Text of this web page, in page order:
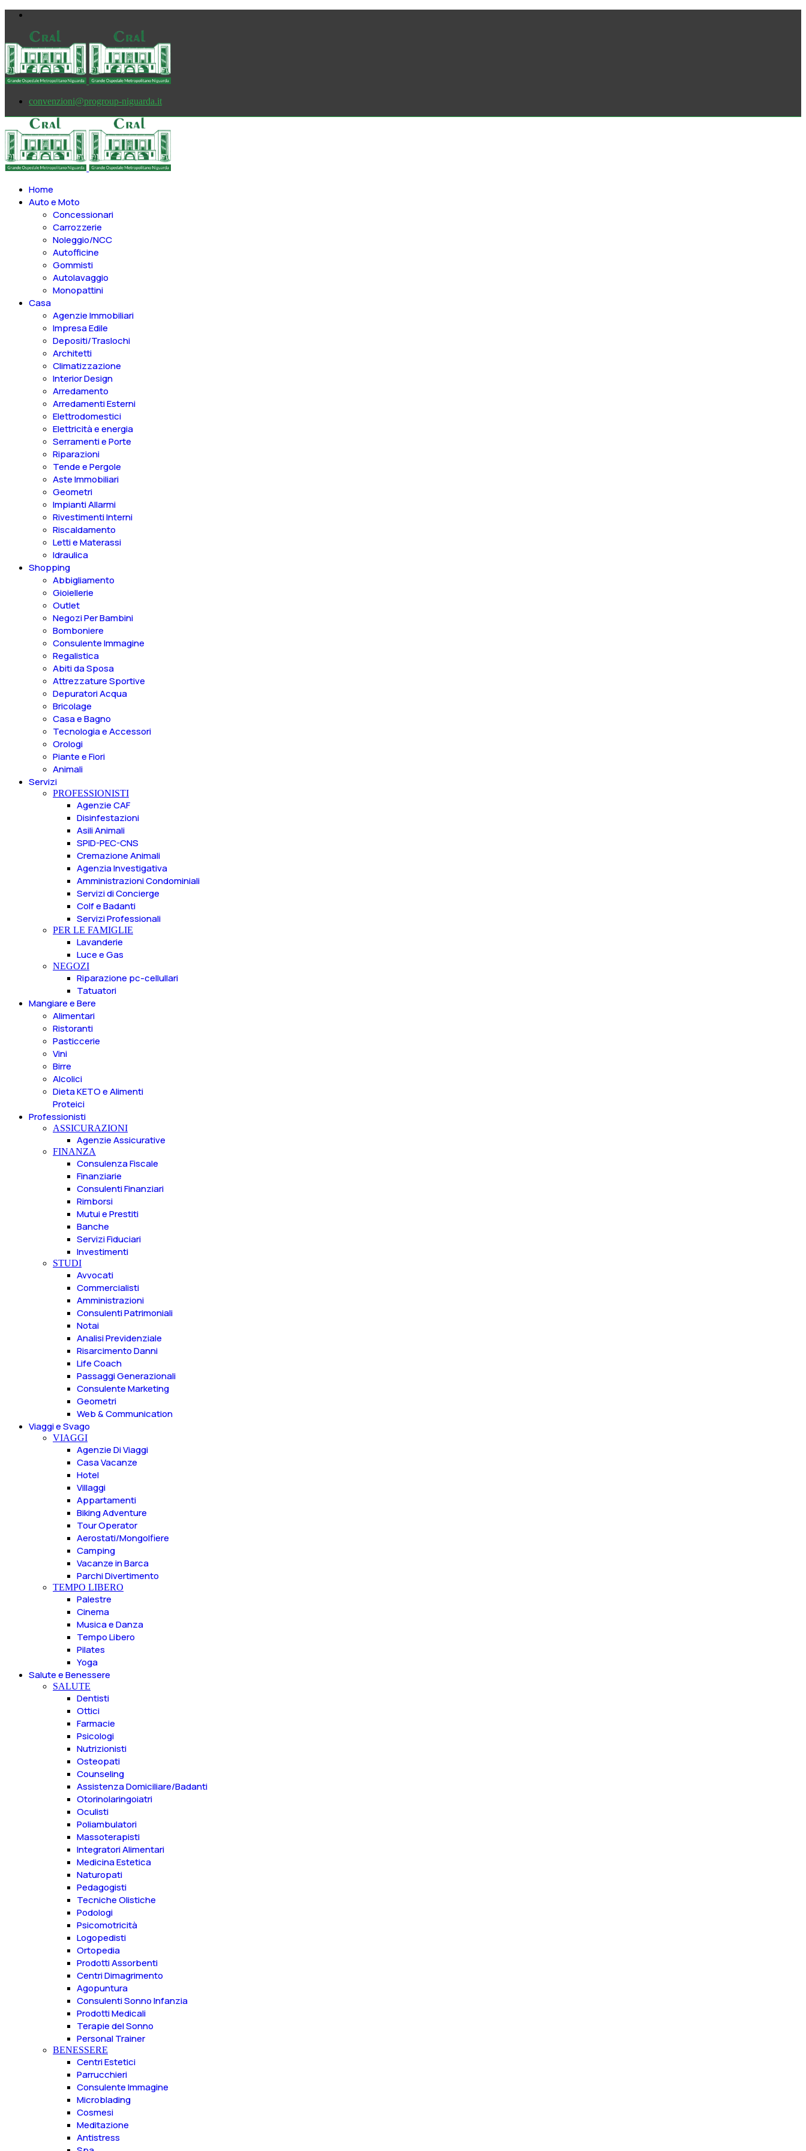
convenzioni@progroup-niguarda.it
Home
Auto e Moto
Concessionari
Carrozzerie
Noleggio/NCC
Autofficine
Gommisti
Autolavaggio
Monopattini
Casa
Agenzie Immobiliari
Impresa Edile
Depositi/Traslochi
Architetti
Climatizzazione
Interior Design
Arredamento
Arredamenti Esterni
Elettrodomestici
Elettricità e energia
Serramenti e Porte
Riparazioni
Tende e Pergole
Aste Immobiliari
Geometri
Impianti Allarmi
Rivestimenti Interni
Riscaldamento
Letti e Materassi
Idraulica
Shopping
Abbigliamento
Gioiellerie
Outlet
Negozi Per Bambini
Bomboniere
Consulente Immagine
Regalistica
Abiti da Sposa
Attrezzature Sportive
Depuratori Acqua
Bricolage
Casa e Bagno
Tecnologia e Accessori
Orologi
Piante e Fiori
Animali
Servizi
PROFESSIONISTI
Agenzie CAF
Disinfestazioni
Asili Animali
SPID-PEC-CNS
Cremazione Animali
Agenzia Investigativa
Amministrazioni Condominiali
Servizi di Concierge
Colf e Badanti
Servizi Professionali
PER LE FAMIGLIE
Lavanderie
Luce e Gas
NEGOZI
Riparazione pc-cellullari
Tatuatori
Mangiare e Bere
Alimentari
Ristoranti
Pasticcerie
Vini
Birre
Alcolici
Dieta KETO e Alimenti
Proteici
Professionisti
ASSICURAZIONI
Agenzie Assicurative
FINANZA
Consulenza Fiscale
Finanziarie
Consulenti Finanziari
Rimborsi
Mutui e Prestiti
Banche
Servizi Fiduciari
Investimenti
STUDI
Avvocati
Commercialisti
Amministrazioni
Consulenti Patrimoniali
Notai
Analisi Previdenziale
Risarcimento Danni
Life Coach
Passaggi Generazionali
Consulente Marketing
Geometri
Web & Communication
Viaggi e Svago
VIAGGI
Agenzie Di Viaggi
Casa Vacanze
Hotel
Villaggi
Appartamenti
Biking Adventure
Tour Operator
Aerostati/Mongolfiere
Camping
Vacanze in Barca
Parchi Divertimento
TEMPO LIBERO
Palestre
Cinema
Musica e Danza
Tempo Libero
Pilates
Yoga
Salute e Benessere
SALUTE
Dentisti
Ottici
Farmacie
Psicologi
Nutrizionisti
Osteopati
Counseling
Assistenza Domiciliare/Badanti
Otorinolaringoiatri
Oculisti
Poliambulatori
Massoterapisti
Integratori Alimentari
Medicina Estetica
Naturopati
Pedagogisti
Tecniche Olistiche
Podologi
Psicomotricità
Logopedisti
Ortopedia
Prodotti Assorbenti
Centri Dimagrimento
Agopuntura
Consulenti Sonno Infanzia
Prodotti Medicali
Terapie del Sonno
Personal Trainer
BENESSERE
Centri Estetici
Parrucchieri
Consulente Immagine
Microblading
Cosmesi
Meditazione
Antistress